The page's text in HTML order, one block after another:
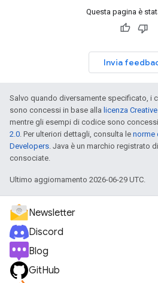
Questa pagina è
Invia
Salvo quando diversamente specificato, i
sono concessi in base alla licenza
mentre gli esempi di codice sono
2.0. Per ulteriori dettagli, consulta le norme
Developers. Java è un marchio registrato
consociate.
Ultimo aggiornamento 2026-06-29 UTC.
Newsletter
Discord
Blog
GitHub